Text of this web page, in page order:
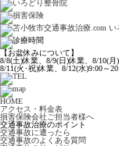
【お盆休みについて】
8/8(土)休業、8/9(日)休業、8/10(月)
8/11(火･祝)休業、8/12(水)9:00～
HOME
アクセス・料金表
損害保険会社ご担当者様へ
交通事故治療のポイント
交通事故に遭ったら
交通事故のよくある質問